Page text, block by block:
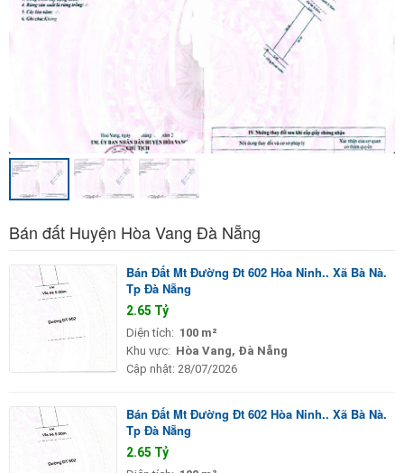
Bán đất Huyện Hòa Vang Đà Nẵng
Bán Đất Mt Đường Đt 602 Hòa Ninh.. Xã Bà Nà.
Tp Đà Nẵng
2.65 Tỷ
Diện tích: 100 m²
Khu vực: Hòa Vang, Đà Nẵng
Cập nhật: 28/07/2026
Bán Đất Mt Đường Đt 602 Hòa Ninh.. Xã Bà Nà.
Tp Đà Nẵng
2.65 Tỷ